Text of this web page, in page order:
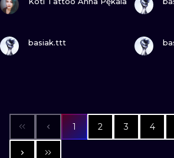
basiak.ttt
1 2 3 4